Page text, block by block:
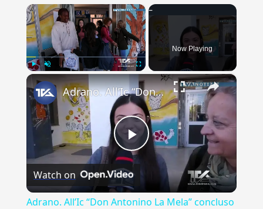
×
Now Playing
×
Play
Video
Adrano. All’Ic “Don Antonino La Mela” concluso scambio culturale. Lacrime e abbracci alla partenza d
Watch on
Adrano. All’Ic “Don Antonino La Mela” concluso